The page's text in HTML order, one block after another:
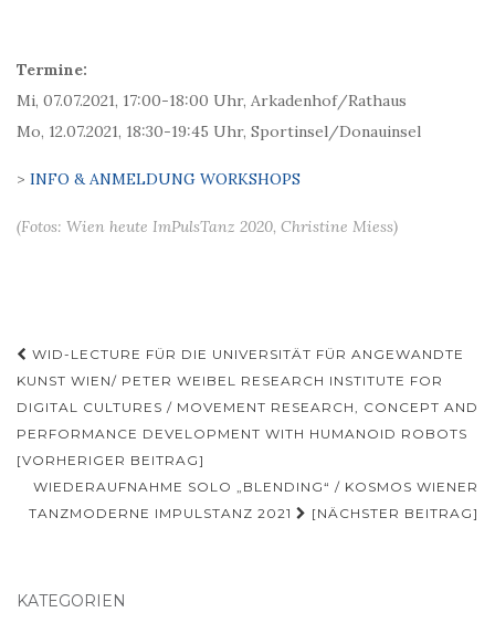
Termine:
Mi, 07.07.2021, 17:00-18:00 Uhr, Arkadenhof/Rathaus
Mo, 12.07.2021, 18:30-19:45 Uhr, Sportinsel/Donauinsel
> INFO & ANMELDUNG WORKSHOPS
(Fotos: Wien heute ImPulsTanz 2020, Christine Miess)
Beitragsnavigation
WID-LECTURE FÜR DIE UNIVERSITÄT FÜR ANGEWANDTE
KUNST WIEN/ PETER WEIBEL RESEARCH INSTITUTE FOR
DIGITAL CULTURES / MOVEMENT RESEARCH, CONCEPT AND
PERFORMANCE DEVELOPMENT WITH HUMANOID ROBOTS
[VORHERIGER BEITRAG]
WIEDERAUFNAHME SOLO „BLENDING“ / KOSMOS WIENER
TANZMODERNE IMPULSTANZ 2021
[NÄCHSTER BEITRAG]
KATEGORIEN